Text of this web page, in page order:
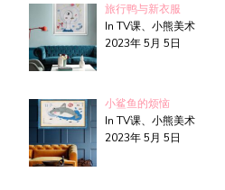
旅行鸭与新衣服
In TV课、小熊美术
2023年 5月 5日
小鲨鱼的烦恼
In TV课、小熊美术
2023年 5月 5日